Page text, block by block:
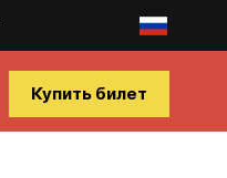
Купить билет